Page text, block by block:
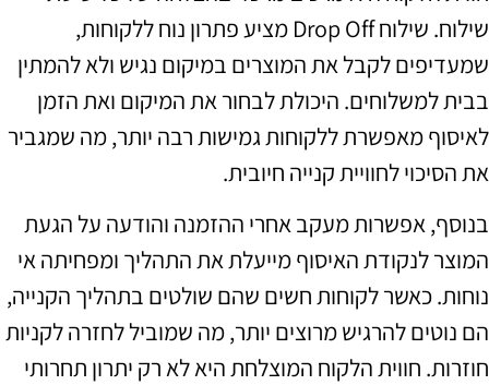
שילוח. שילוח Drop Off מציע פתרון נוח ללקוחות,
שמעדיפים לקבל את המוצרים במיקום נגיש ולא להמתין
בבית למשלוחים. היכולת לבחור את המיקום ואת הזמן
לאיסוף מאפשרת ללקוחות גמישות רבה יותר, מה שמגביר
את הסיכוי לחוויית קנייה חיובית.
בנוסף, אפשרות מעקב אחרי ההזמנה והודעה על הגעת
המוצר לנקודת האיסוף מייעלת את התהליך ומפחיתה אי
נוחות. כאשר לקוחות חשים שהם שולטים בתהליך הקנייה,
הם נוטים להרגיש מרוצים יותר, מה שמוביל לחזרה לקניות
חוזרות. חווית הלקוח המוצלחת היא לא רק יתרון תחרותי